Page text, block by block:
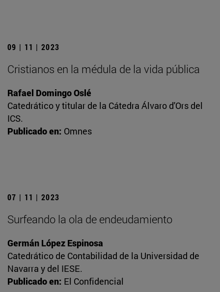
09 | 11 | 2023
Cristianos en la médula de la vida pública
Rafael Domingo Oslé
Catedrático y titular de la Cátedra Álvaro d'Ors del
ICS.
Publicado en: Omnes
07 | 11 | 2023
Surfeando la ola de endeudamiento
Germán López Espinosa
Catedrático de Contabilidad de la Universidad de
Navarra y del IESE.
Publicado en: El Confidencial